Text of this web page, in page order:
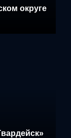
округе